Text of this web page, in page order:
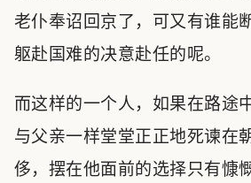
老仆奉诏回京了，可又有谁能
躯赴国难的决意赴任的呢。
而这样的一个人，如果在路途
与父亲一样堂堂正正地死谏在
侈，摆在他面前的选择只有慷